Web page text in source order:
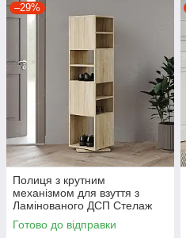
–29%
Полиця з крутним
механізмом для взуття з
Ламінованого ДСП Стелаж
обертовий в передпокій
Готово до відправки